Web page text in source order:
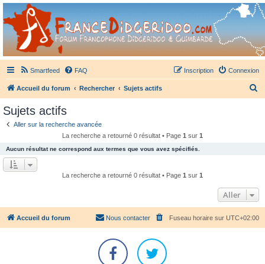
France Didgeridoo
Didgeridoo et Guimbarde sur France Didgeridoo - retrouvez la communauté.
Smartfeed FAQ Connexion
Inscription
Accueil du forum Rechercher Sujets actifs
h
e
r
Sujets actifs
Aller sur la recherche avancée
La recherche a retourné 0 résultat • Page 1 sur 1
Aucun résultat ne correspond aux termes que vous avez spécifiés.
La recherche a retourné 0 résultat • Page 1 sur 1
Aller
Accueil du forum Fuseau horaire sur UTC+02:00
Nous contacter